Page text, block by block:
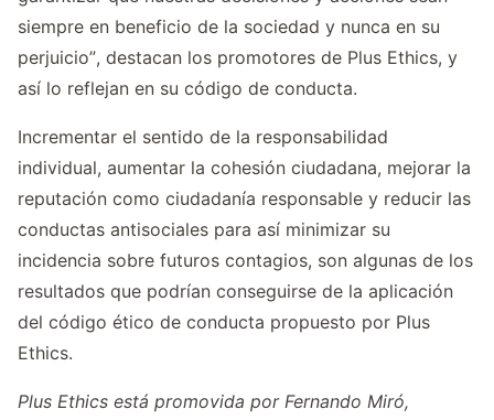
siempre en beneficio de la sociedad y nunca en su
perjuicio”, destacan los promotores de Plus Ethics, y
así lo reflejan en su código de conducta.
Incrementar el sentido de la responsabilidad
individual, aumentar la cohesión ciudadana, mejorar la
reputación como ciudadanía responsable y reducir las
conductas antisociales para así minimizar su
incidencia sobre futuros contagios, son algunas de los
resultados que podrían conseguirse de la aplicación
del código ético de conducta propuesto por Plus
Ethics.
Plus Ethics está promovida por Fernando Miró,